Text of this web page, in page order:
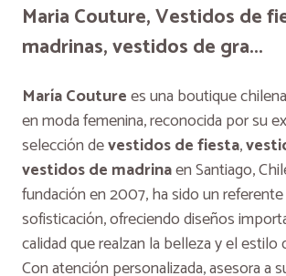
Maria Couture, Vestidos de
madrinas, vestidos de gra...
María Couturees una boutique
en moda femenina, reconocida por su
selección devestidos de fiesta,
vestidos de madrinaen Santiago,
fundación en 2007, ha sido un
sofisticación, ofreciendo diseños
calidad que realzan la belleza y el estilo
Con atención personalizada, asesora a